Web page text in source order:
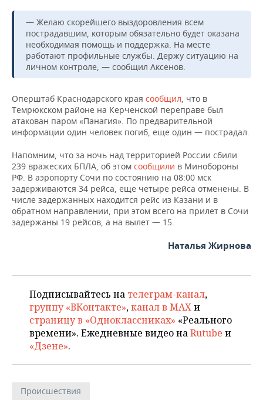
ОПК
ЭНЕРГЕТИКА
УСЛУГИ
МЕДИА
ТЕЛЕКОММУНИКАЦИИ
ВЫЕЗДНАЯ РЕДАКЦИЯ
БИЗНЕС-БРАНЧИ
ONLINE-КОНФЕРЕНЦИИ
ОТКРЫТАЯ ЛЕКЦИЯ
СПОРТ
НОВОСТИ СПОРТА
ФУТБОЛ
ХОККЕЙ
БАСКЕТБОЛ
ВОЛЕЙБОЛ
КИБЕРСПОРТ
ФИГУРНОЕ КАТАНИЕ
ОБЩЕСТВО
НОВОСТИ ОБЩЕСТВА
ВЛАСТЬ
ИНФРАСТРУКТУРА
ИСТОРИЯ
КУЛЬТУРА
МЕДИЦИНА
ФОТОГАЛЕРЕЯ
СЮЖЕТЫ
СПРАВОЧНИК
СПИСОК ПЕРСОН
СПИСОК КОМПАНИЙ
ПОЛНАЯ ВЕРСИЯ
— Желаю скорейшего выздоровления всем
пострадавшим, которым обязательно будет оказана
необходимая помощь и поддержка. На месте
работают профильные службы. Держу ситуацию на
личном контроле, — сообщил Аксенов.
Оперштаб Краснодарского края сообщил, что в
Темрюкском районе на Керченской переправе был
атакован паром «Панагия». По предварительной
информации один человек погиб, еще один — пострадал.
Напомним, что за ночь над территорией России сбили
239 вражеских БПЛА, об этом сообщили в Минобороны
РФ. В аэропорту Сочи по состоянию на 08:00 мск
задерживаются 34 рейса, еще четыре рейса отменены. В
числе задержанных находится рейс из Казани и в
обратном направлении, при этом всего на прилет в Сочи
задержаны 19 рейсов, а на вылет — 15.
Наталья Жирнова
Подписывайтесь на телеграм-канал,
группу «ВКонтакте»,канал в MAXи
страницу в «Одноклассниках» «Реального
времени». Ежедневные видео наRutube и
«Дзене».
Происшествия